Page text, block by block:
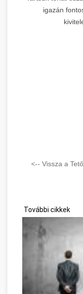
igazán
<-- Vissza a
További cikkek